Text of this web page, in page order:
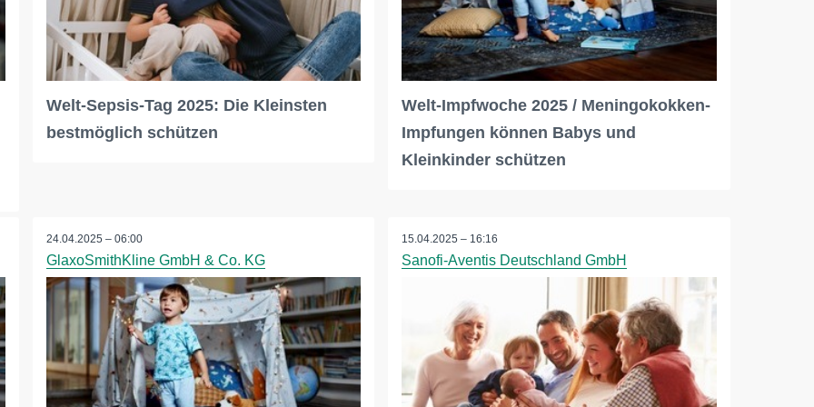
Welt-Sepsis-Tag 2025: Die Kleinsten
bestmöglich schützen
Welt-Impfwoche 2025 / Meningokokken-
Impfungen können Babys und
Kleinkinder schützen
24.04.2025 – 06:00
GlaxoSmithKline GmbH & Co. KG
15.04.2025 – 16:16
Sanofi-Aventis Deutschland GmbH